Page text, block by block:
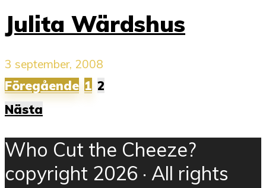
Julita Wärdshus
3 september, 2008
Sidnumrering
för
inlägg
Föregående 1 2
Nästa
Who Cut the Cheeze?
copyright 2026 · All rights